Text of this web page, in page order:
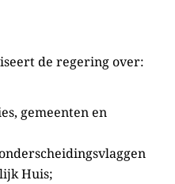
de regering over:
gemeenten en
Huis;